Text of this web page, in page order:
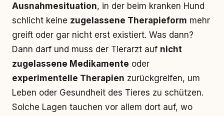
Ausnahmesituation, in der beim kranken Hund
schlicht keine zugelassene Therapieform mehr
greift oder gar nicht erst existiert. Was dann?
Dann darf und muss der Tierarzt auf nicht
zugelassene Medikamente oder
experimentelle Therapien zurückgreifen, um
Leben oder Gesundheit des Tieres zu schützen.
Solche Lagen tauchen vor allem dort auf, wo